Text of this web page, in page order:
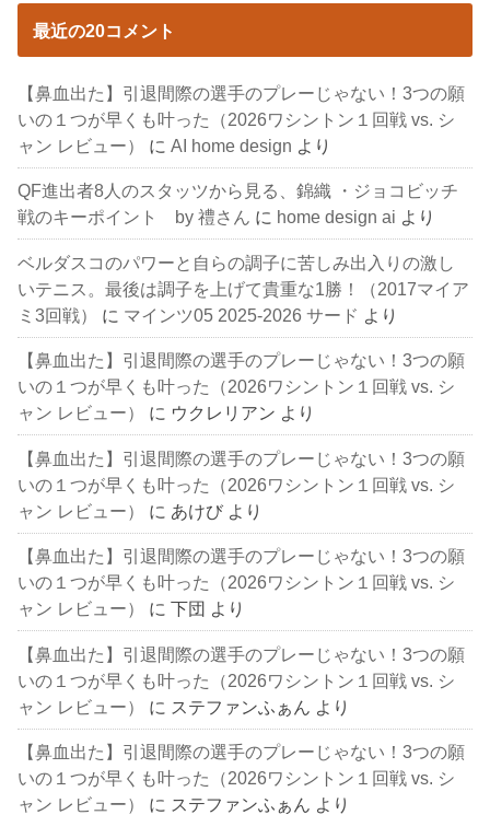
最近の20コメント
【鼻血出た】引退間際の選手のプレーじゃない！3つの願
いの１つが早くも叶った（2026ワシントン１回戦 vs. シ
ャン レビュー）
にAI home design より
QF進出者8人のスタッツから見る、錦織 ・ジョコビッチ
戦のキーポイント by 禮さん に home design ai より
ベルダスコのパワーと自らの調子に苦しみ出入りの激し
いテニス。最後は調子を上げて貴重な1勝！（2017マイア
ミ3回戦）
に マインツ05 2025-2026 サード より
【鼻血出た】引退間際の選手のプレーじゃない！3つの願
いの１つが早くも叶った（2026ワシントン１回戦 vs. シ
ャン レビュー）
に ウクレリアン より
【鼻血出た】引退間際の選手のプレーじゃない！3つの願
いの１つが早くも叶った（2026ワシントン１回戦 vs. シ
ャン レビュー）
に あけび より
【鼻血出た】引退間際の選手のプレーじゃない！3つの願
いの１つが早くも叶った（2026ワシントン１回戦 vs. シ
ャン レビュー）
に下団 より
【鼻血出た】引退間際の選手のプレーじゃない！3つの願
いの１つが早くも叶った（2026ワシントン１回戦 vs. シ
ャン レビュー）
に ステファンふぁん より
【鼻血出た】引退間際の選手のプレーじゃない！3つの願
いの１つが早くも叶った（2026ワシントン１回戦 vs. シ
ャン レビュー）
に ステファンふぁん より